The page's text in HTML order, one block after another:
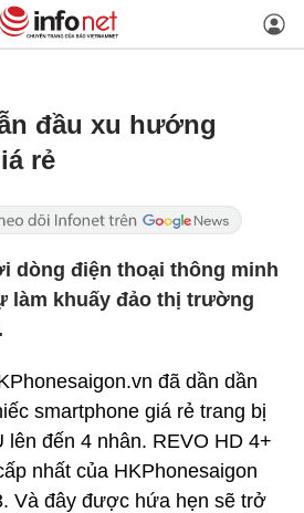
đầu xu hướng
rẻ
dòng điện thoại thông minh
làm khuấy đảo thị trường
đã dần dần
smartphone giá rẻ trang bị
lên đến 4 nhân. REVO HD 4+
nhất của HKPhonesaigon
Và đây được hứa hẹn sẽ trở